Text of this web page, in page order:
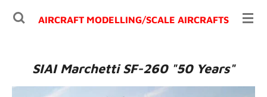
Ga
AIRCRAFT MODELLING/SCALE AIRCRAFTS
SIAI Marchetti SF-260 "50 Years"